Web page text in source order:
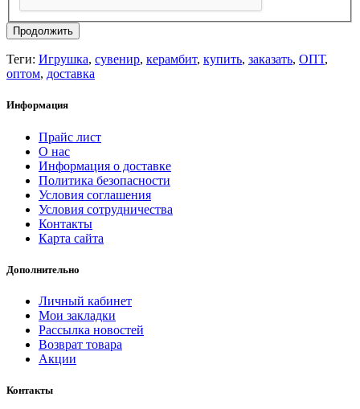
Продолжить
Теги: Игрушка, сувенир, керамбит, купить, заказать, ОПТ,
оптом, доставка
Информация
Прайс лист
О нас
Информация о доставке
Политика безопасности
Условия соглашения
Условия сотрудничества
Контакты
Карта сайта
Дополнительно
Личный кабинет
Мои закладки
Рассылка новостей
Возврат товара
Акции
Контакты